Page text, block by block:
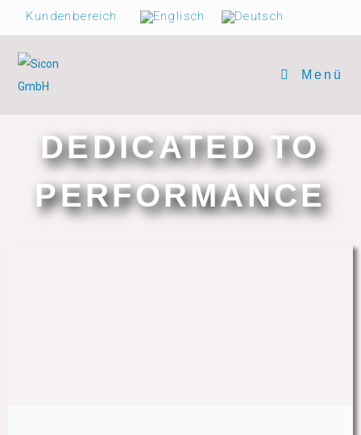
Kundenbereich
Menü
DEDICATED TO
PERFORMANCE